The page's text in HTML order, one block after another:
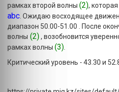
рамках второй волны (2),
abc . Ожидаю восходящее
диапазон 50.00-51.00 . После
волны (2), возобновится
рамках волны (3)
Критический уровень - 43.30 и